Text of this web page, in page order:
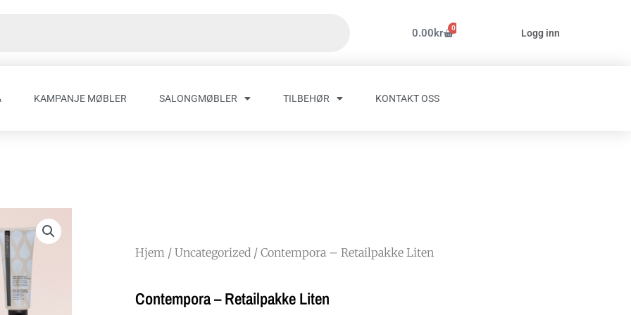
0.00kr 0
Handlekurv Logg inn
KAMPANJE MØBLER SALONGMØBLER TILBEHØR KONTAKT OSS
Hjem / Uncategorized / Contempora – Retailpakke Liten
Contempora – Retailpakke Liten